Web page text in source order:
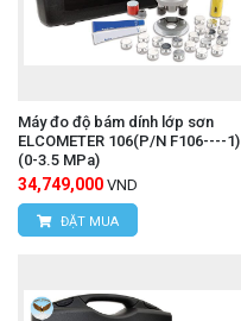
Máy đo độ bám dính lớp sơn
ELCOMETER 106(P/N F106----1)
(0-3.5 MPa)
34,749,000 VND
ĐẶT MUA